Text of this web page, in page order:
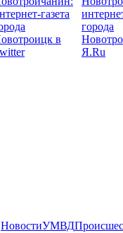
НовостиУМВД